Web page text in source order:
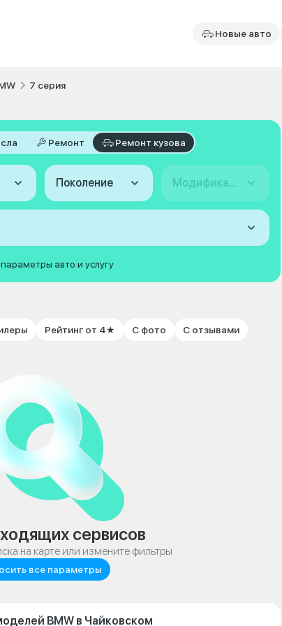
Новые авто
7 серия
Ремонт Ремонт кузова
Поколение Модификация
авто и услугу
Рейтинг от 4★ С фото С отзывами
сервисов
на карте или измените фильтры
все параметры
BMW в Чайковском